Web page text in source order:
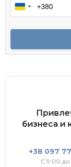
бизнеса и
+38 097
С 9:00 до